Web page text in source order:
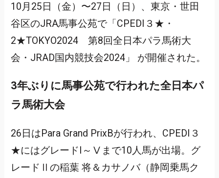
10月25日（金）〜27日（日）、東京・世田
谷区のJRA馬事公苑で「CPEDI３★・
2★TOKYO2024 第8回全日本パラ馬術大
会・JRAD国内競技会2024」 が開催された。
3年ぶりに馬事公苑で行われた全日本パ
ラ馬術大会
26日はPara Grand PrixBが行われ、CPEDI３
★にはグレードI～Ⅴまで10人馬が出場。グ
レードⅡの稲葉 将＆カサノバ（静岡乗馬ク